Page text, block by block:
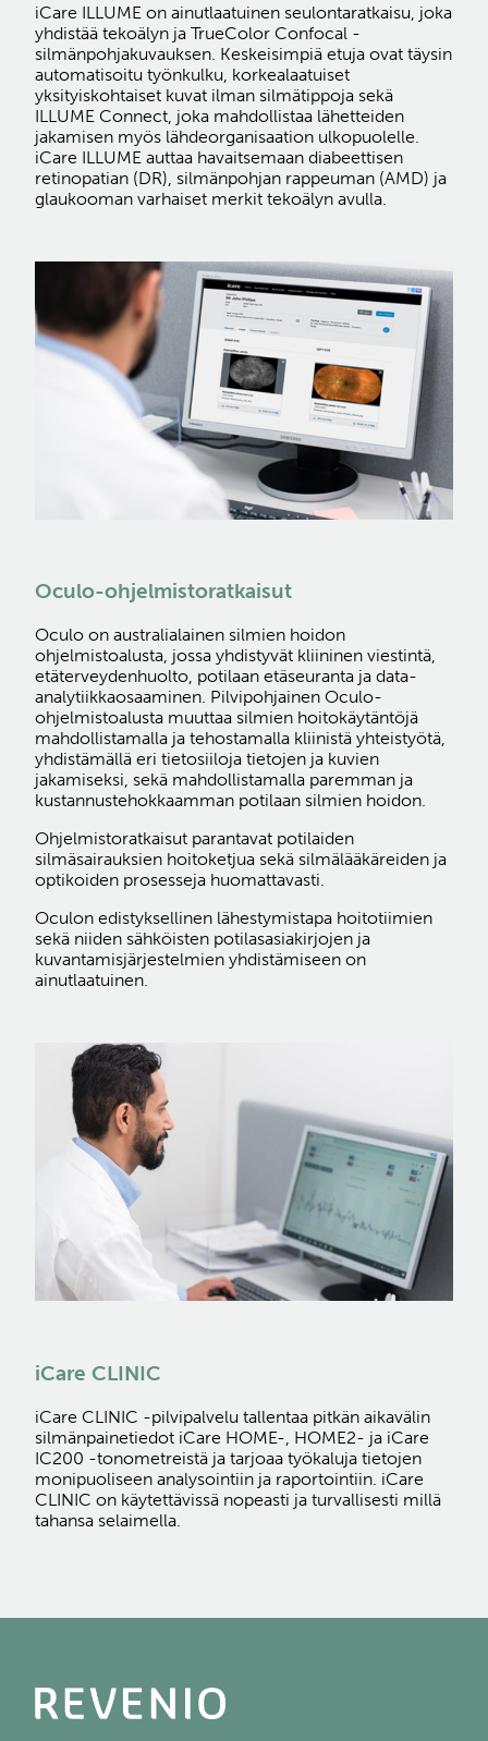
iCare ILLUME on ainutlaatuinen seulontaratkaisu, joka
yhdistää tekoälyn ja TrueColor Confocal -
silmänpohjakuvauksen. Keskeisimpiä etuja ovat täysin
automatisoitu työnkulku, korkealaatuiset
yksityiskohtaiset kuvat ilman silmätippoja sekä
ILLUME Connect, joka mahdollistaa lähetteiden
jakamisen myös lähdeorganisaation ulkopuolelle.
iCare ILLUME auttaa havaitsemaan diabeettisen
retinopatian (DR), silmänpohjan rappeuman (AMD) ja
glaukooman varhaiset merkit tekoälyn avulla.
Oculo-ohjelmistoratkaisut
Oculo on australialainen silmien hoidon
ohjelmistoalusta, jossa yhdistyvät kliininen viestintä,
etäterveydenhuolto, potilaan etäseuranta ja data-
analytiikkaosaaminen. Pilvipohjainen Oculo-
ohjelmistoalusta muuttaa silmien hoitokäytäntöjä
mahdollistamalla ja tehostamalla kliinistä yhteistyötä,
yhdistämällä eri tietosiiloja tietojen ja kuvien
jakamiseksi, sekä mahdollistamalla paremman ja
kustannustehokkaamman potilaan silmien hoidon.
Ohjelmistoratkaisut parantavat potilaiden
silmäsairauksien hoitoketjua sekä silmälääkäreiden ja
optikoiden prosesseja huomattavasti.
Oculon edistyksellinen lähestymistapa hoitotiimien
sekä niiden sähköisten potilasasiakirjojen ja
kuvantamisjärjestelmien yhdistämiseen on
ainutlaatuinen.
iCare CLINIC
iCare CLINIC -pilvipalvelu tallentaa pitkän aikavälin
silmänpainetiedot iCare HOME-, HOME2- ja iCare
IC200 -tonometreistä ja tarjoaa työkaluja tietojen
monipuoliseen analysointiin ja raportointiin. iCare
CLINIC on käytettävissä nopeasti ja turvallisesti millä
tahansa selaimella.